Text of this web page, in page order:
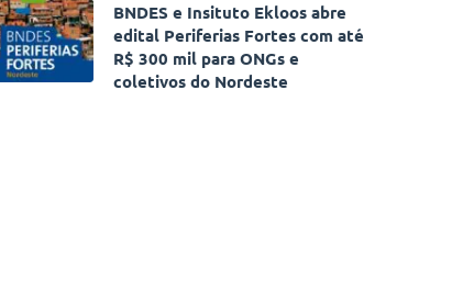
BNDES e Insituto Ekloos abre
edital Periferias Fortes com até
R$ 300 mil para ONGs e
coletivos do Nordeste